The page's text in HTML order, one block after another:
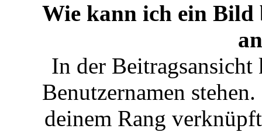
Wie kann ich ein Bild
In der
Benutzernamen
deinem Rang